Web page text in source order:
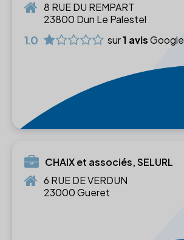
8 RUE DU REMPART
23800 Dun Le Palestel
1.0 sur1 avisGoogle
CHAIX et associés, SELURL
6 RUE DE VERDUN
23000 Gueret